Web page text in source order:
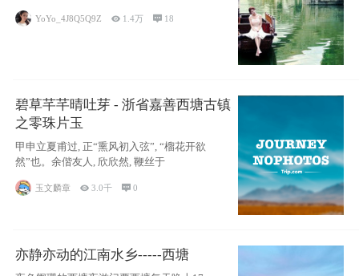
小桥流水
YoYo_4J8Q5Q9Z  1.4万  18
碧草芊芊晴吐芽 - 浙省嘉善西塘古镇
之零珠片玉
甲申立夏甫过, 正“熏风初入弦”, “榴花开欲
然”也。余偕友人, 欣欣然, 鞭丝于
玉文麟章  3.0千 0
亦静亦动的江南水乡-----西塘